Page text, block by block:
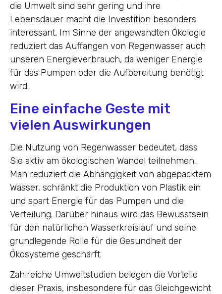
die Umwelt sind sehr gering und ihre
Lebensdauer macht die Investition besonders
interessant. Im Sinne der angewandten Ökologie
reduziert das Auffangen von Regenwasser auch
unseren Energieverbrauch, da weniger Energie
für das Pumpen oder die Aufbereitung benötigt
wird.
Eine einfache Geste mit
vielen Auswirkungen
Die Nutzung von Regenwasser bedeutet, dass
Sie aktiv am ökologischen Wandel teilnehmen.
Man reduziert die Abhängigkeit von abgepacktem
Wasser, schränkt die Produktion von Plastik ein
und spart Energie für das Pumpen und die
Verteilung. Darüber hinaus wird das Bewusstsein
für den natürlichen Wasserkreislauf und seine
grundlegende Rolle für die Gesundheit der
Ökosysteme geschärft.
Zahlreiche Umweltstudien belegen die Vorteile
dieser Praxis, insbesondere für das Gleichgewicht